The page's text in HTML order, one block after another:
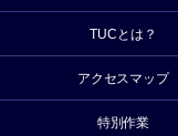
TUCとは？
アクセスマップ
特別作業